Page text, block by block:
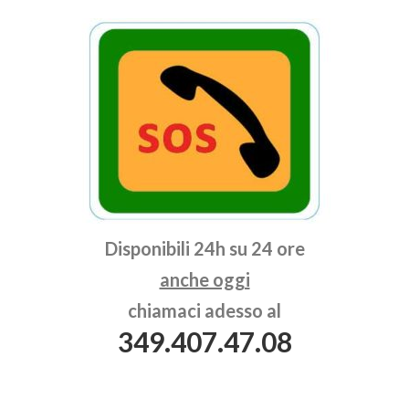
Disponibili 24h su 24 ore
anche oggi
chiamaci adesso al
349.407.47.08